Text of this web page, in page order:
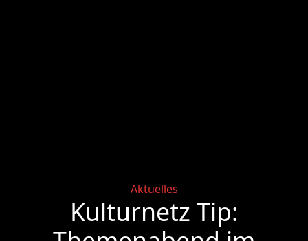
Categories
Aktuelles
Kulturnetz Tip: